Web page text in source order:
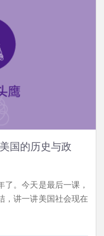
国的历史与政
。今天是最后一课，
，讲一讲美国社会现在